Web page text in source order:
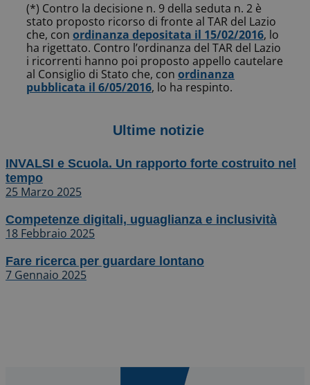
(*) Contro la decisione n. 9 della seduta n. 2 è
stato proposto ricorso di fronte al TAR del Lazio
che, con ordinanza depositata il 15/02/2016, lo
ha rigettato. Contro l’ordinanza del TAR del Lazio
i ricorrenti hanno poi proposto appello cautelare
al Consiglio di Stato che, con ordinanza
pubblicata il 6/05/2016, lo ha respinto.
Ultime notizie
INVALSI e Scuola. Un rapporto forte costruito nel
tempo
25 Marzo 2025
Competenze digitali, uguaglianza e inclusività
18 Febbraio 2025
Fare ricerca per guardare lontano
7 Gennaio 2025